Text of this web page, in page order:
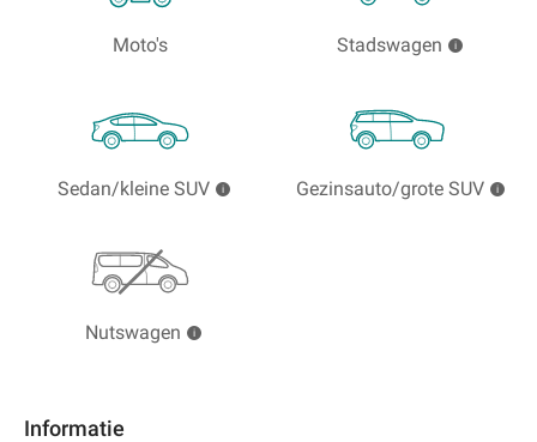
Moto's Stadswagen
Sedan/kleine SUV Gezinsauto/grote SUV
Nutswagen
Informatie